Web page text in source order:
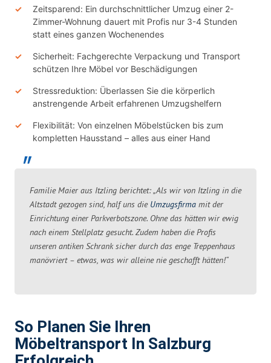
Zeitsparend: Ein durchschnittlicher Umzug einer 2-
Zimmer-Wohnung dauert mit Profis nur 3-4 Stunden
statt eines ganzen Wochenendes
Sicherheit: Fachgerechte Verpackung und Transport
schützen Ihre Möbel vor Beschädigungen
Stressreduktion: Überlassen Sie die körperlich
anstrengende Arbeit erfahrenen Umzugshelfern
Flexibilität: Von einzelnen Möbelstücken bis zum
kompletten Hausstand – alles aus einer Hand
Familie Maier aus Itzling berichtet: „Als wir von Itzling in die
Altstadt gezogen sind, half uns die Umzugsfirma mit der
Einrichtung einer Parkverbotszone. Ohne das hätten wir ewig
nach einem Stellplatz gesucht. Zudem haben die Profis
unseren antiken Schrank sicher durch das enge Treppenhaus
manövriert – etwas, was wir alleine nie geschafft hätten!“
So Planen Sie Ihren
Möbeltransport In Salzburg